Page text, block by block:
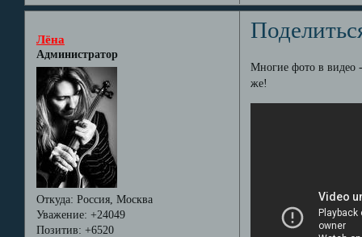
Лёна
Администратор
Откуда: Россия, Москва
Уважение: +24049
Позитив: +6520
Многие фото в видео
же!